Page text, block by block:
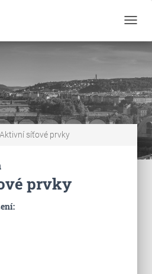
Aktivní síťové prvky
prvky